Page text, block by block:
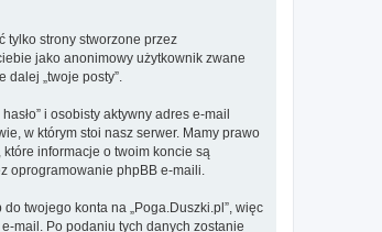
tylko strony stworzone przez
jako anonimowy użytkownik zwane
„twoje posty”.
i osobisty aktywny adres e-mail
w którym stoi nasz serwer. Mamy prawo
informacje o twoim koncie są
oprogramowanie phpBB e-maili.
twojego konta na „Poga.Duszki.pl”, więc
mail. Po podaniu tych danych zostanie